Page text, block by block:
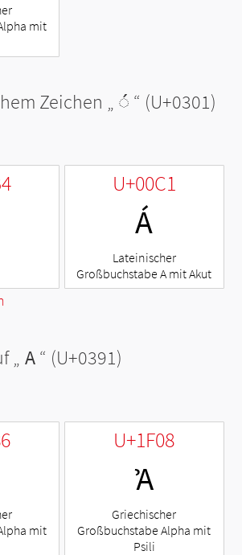
mit
Zeichen „ ◌́ “ (U+0301)
U+00C1
Á
Lateinischer
Großbuchstabe A mit Akut
„ Α“ (U+0391)
mit
U+1F08
Ἀ
Griechischer
Großbuchstabe Alpha mit
Psili